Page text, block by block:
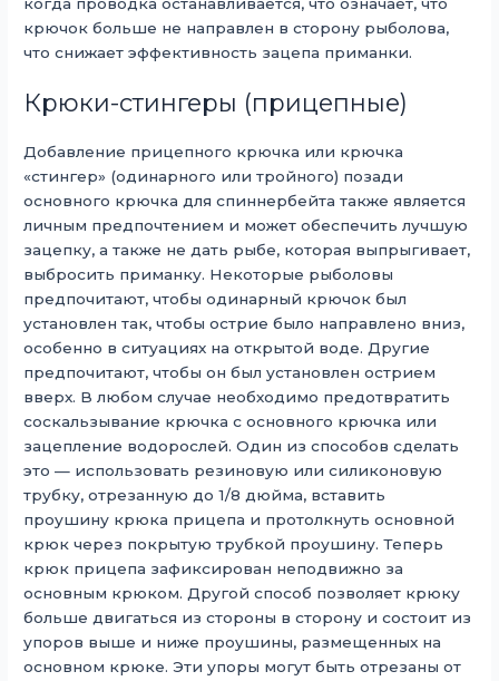
крючок больше не направлен в сторону рыболова,
что снижает эффективность зацепа приманки.
Крюки-стингеры (прицепные)
Добавление прицепного крючка или крючка
«стингер» (одинарного или тройного) позади
основного крючка для спиннербейта также является
личным предпочтением и может обеспечить лучшую
зацепку, а также не дать рыбе, которая выпрыгивает,
выбросить приманку. Некоторые рыболовы
предпочитают, чтобы одинарный крючок был
установлен так, чтобы острие было направлено вниз,
особенно в ситуациях на открытой воде. Другие
предпочитают, чтобы он был установлен острием
вверх. В любом случае необходимо предотвратить
соскальзывание крючка с основного крючка или
зацепление водорослей. Один из способов сделать
это — использовать резиновую или силиконовую
трубку, отрезанную до 1/8 дюйма, вставить
проушину крюка прицепа и протолкнуть основной
крюк через покрытую трубкой проушину. Теперь
крюк прицепа зафиксирован неподвижно за
основным крюком. Другой способ позволяет крюку
больше двигаться из стороны в сторону и состоит из
упоров выше и ниже проушины, размещенных на
основном крюке. Эти упоры могут быть отрезаны от